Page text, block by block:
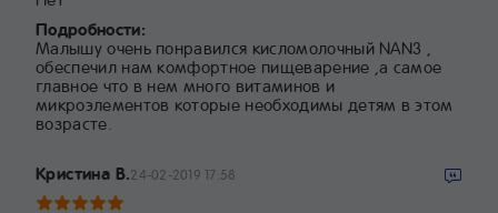
Подробности:
Малышу очень понравился кисломолочный NAN3 ,
обеспечил нам комфортное пищеварение ,а самое
главное что в нем много витаминов и
микроэлементов которые необходимы детям в этом
возрасте.
Кристина В.24-02-2019 17:58